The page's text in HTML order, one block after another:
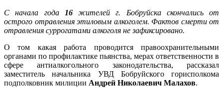
С начала года 16жителей г. Бобруйска скончались от
острого отравления этиловым алкоголем. Фактов смерти от
отравления суррогатами алкоголя не зафиксировано.
О том какая работа проводится правоохранительными
органами по профилактике пьянства, мерах ответственности в
сфере антиалкогольного законодательства, рассказал
заместитель начальника УВД Бобруйского горисполкома
подполковник милиции Андрей Николаевич Малахов.